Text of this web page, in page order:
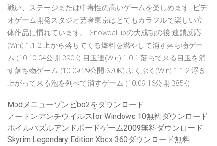
戦い、ステージまたは中毒性の高いゲームを楽しめます. ビデ
オゲーム開発スタジオ芸者東京はとてもカラフルで楽しい立
体作品に慣れています。 Snowball.ioの大成功の後 連鎖反応
(Win) 1.1.2 上から落ちてくる燃料を燃やして消す落ち物ゲー
ム (10.10.04公開 390K) 目玉連(Win) 1.0.1 落ちて来る目玉を消
す落ち物ゲーム (10.09.29公開 370K) ぶくぶく(Win) 1.1.2 浮き
上がって来る泡を列べて消すゲーム (10.09.16公開 385K)
Modメニューゾンビbo2をダウンロード
ノートンアンチウイルスfor Windows 10無料ダウンロード
ホイルパズルアンドボードゲーム2009無料ダウンロード
Skyrim Legendary Edition Xbox 360ダウンロード無料